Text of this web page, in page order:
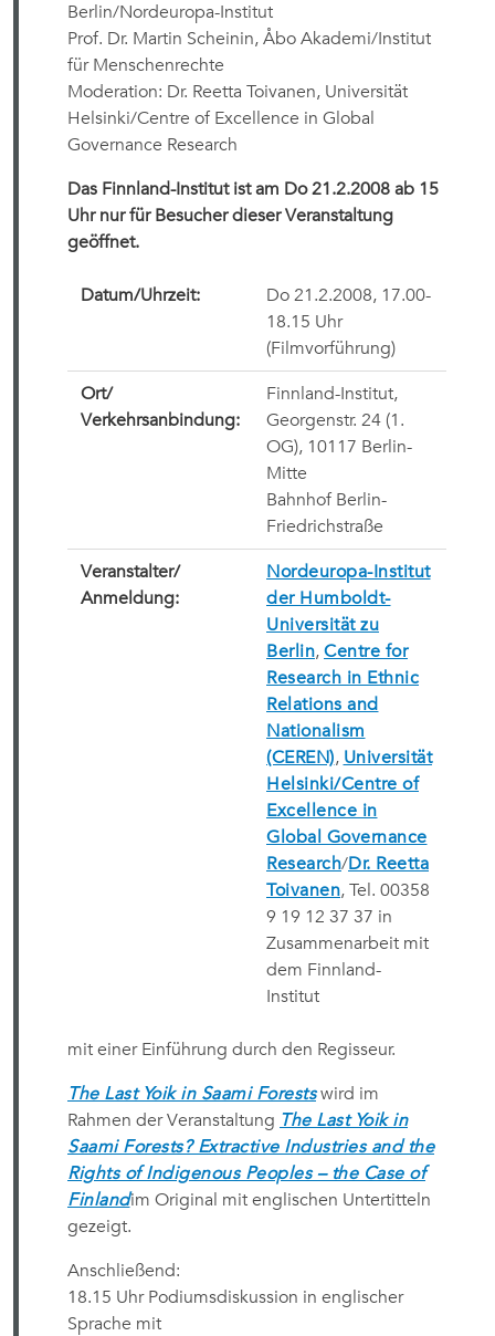
Berlin/Nordeuropa-Institut
Prof. Dr. Martin Scheinin, Åbo Akademi/Institut
für Menschenrechte
Moderation: Dr. Reetta Toivanen, Universität
Helsinki/Centre of Excellence in Global
Governance Research
Das Finnland-Institut ist am Do 21.2.2008 ab 15
Uhr nur für Besucher dieser Veranstaltung
geöffnet.
Datum/Uhrzeit:
Do 21.2.2008, 17.00-
18.15 Uhr
(Filmvorführung)
Ort/
Verkehrsanbindung:
Finnland-Institut,
Georgenstr. 24 (1.
OG), 10117 Berlin-
Mitte
Bahnhof Berlin-
Friedrichstraße
Veranstalter/
Anmeldung:
Nordeuropa-Institut
der Humboldt-
Universität zu
Berlin, Centre for
Research in Ethnic
Relations and
Nationalism
(CEREN), Universität
Helsinki/Centre of
Excellence in
Global Governance
Research/Dr. Reetta
Toivanen, Tel. 00358
9 19 12 37 37 in
Zusammenarbeit mit
dem Finnland-
Institut
mit einer Einführung durch den Regisseur.
The Last Yoik in Saami Forestswird im
Rahmen der Veranstaltung The Last Yoik in
Saami Forests? Extractive Industries and the
Rights of Indigenous Peoples – the Case of
Finlandim Original mit englischen Untertitteln
gezeigt.
Anschließend:
18.15 Uhr Podiumsdiskussion in englischer
Sprache mit